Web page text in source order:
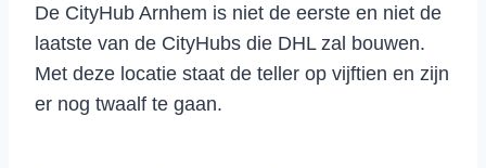
De CityHub Arnhem is niet de eerste en niet de
laatste van de CityHubs die DHL zal bouwen.
Met deze locatie staat de teller op vijftien en zijn
er nog twaalf te gaan.